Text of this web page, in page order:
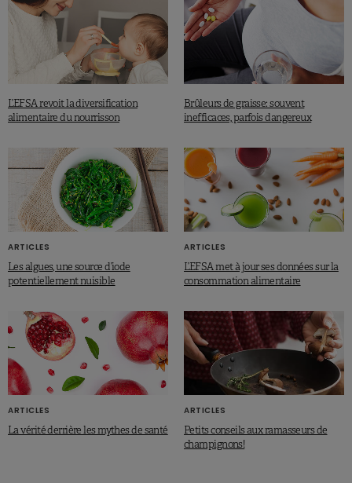
L’EFSA revoit la diversification
alimentaire du nourrisson
Brûleurs de graisse: souvent
inefficaces, parfois dangereux
ARTICLES
Les algues, une source d’iode
potentiellement nuisible
ARTICLES
L’EFSA met à jour ses données sur la
consommation alimentaire
ARTICLES
La vérité derrière les mythes de santé
ARTICLES
Petits conseils aux ramasseurs de
champignons!